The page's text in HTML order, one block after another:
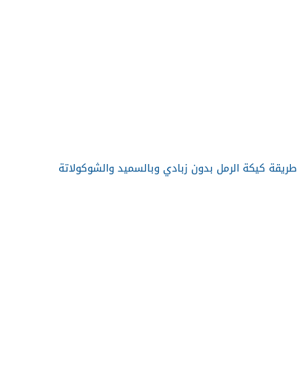
طريقة كيكة الرمل بدون زبادي وبالسميد والشوكولاتة